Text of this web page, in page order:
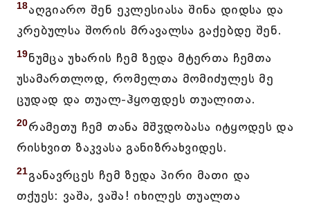
18აღგიარო შენ ეკლესიასა შინა დიდსა და
კრებულსა შორის მრავალსა გაქებდე შენ.
19ნუმცა უხარის ჩემ ზედა მტერთა ჩემთა
უსამართლოდ, რომელთა მომიძულეს მე
ცუდად და თუალ-ჰყოფდეს თუალითა.
20რამეთუ ჩემ თანა მშჳდობასა იტყოდეს და
რისხვით ზაკვასა განიზრახვიდეს.
21განავრცეს ჩემ ზედა პირი მათი და
თქუეს: ვაშა, ვაშა! იხილეს თუალთა